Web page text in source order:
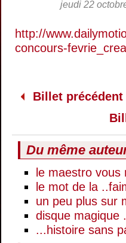
jeudi 22
http://
concours-
Billet précédent
Du même
le maestro vous
le mot de la
un peu plus sur
disque magique
...histoire sans